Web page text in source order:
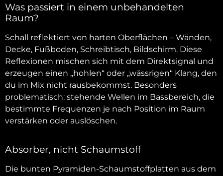
Was passiert in einem unbehandelten
Raum?
Schall reflektiert von harten Oberflächen – Wänden,
Decke, Fußboden, Schreibtisch, Bildschirm. Diese
Reflexionen mischen sich mit dem Direktsignal und
erzeugen einen „hohlen“ oder „wässrigen“ Klang, den
du im Mix nicht rausbekommst. Besonders
problematisch: stehende Wellen im Bassbereich, die
bestimmte Frequenzen je nach Position im Raum
verstärken oder auslöschen.
Absorber, nicht Schaumstoff
Die bunten Pyramiden-Schaumstoffplatten aus dem